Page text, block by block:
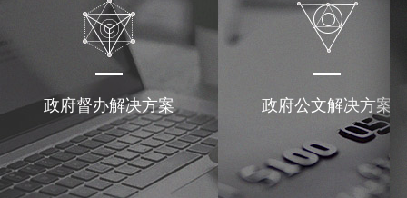
政府督办解决方案 政府公文解决方案